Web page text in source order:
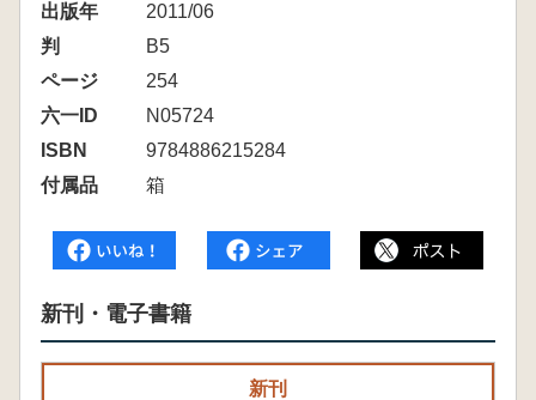
出版年
2011/06
判
B5
ページ
254
六一ID
N05724
ISBN
9784886215284
付属品
箱
新刊・電子書籍
新刊